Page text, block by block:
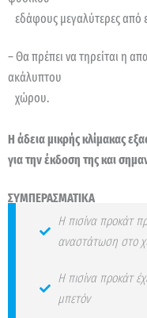
εδάφους μεγαλύτερες από
– Θα πρέπει να τηρείται η
ακάλυπτου
χώρου.
Η άδεια μικρής κλίμακας
για την έκδοση της και
ΣΥΜΠΕΡΑΣΜΑΤΙΚΑ
Η πισίνα προκάτ
αναστάτωση στο
Η πισίνα προκάτ
μπετόν